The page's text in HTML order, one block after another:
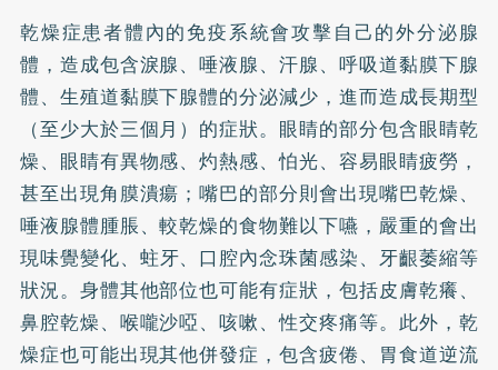
乾燥症患者體內的免疫系統會攻擊自己的外分泌腺
體，造成包含淚腺、唾液腺、汗腺、呼吸道黏膜下腺
體、生殖道黏膜下腺體的分泌減少，進而造成長期型
（至少大於三個月）的症狀。眼睛的部分包含眼睛乾
燥、眼睛有異物感、灼熱感、怕光、容易眼睛疲勞，
甚至出現角膜潰瘍；嘴巴的部分則會出現嘴巴乾燥、
唾液腺體腫脹、較乾燥的食物難以下嚥，嚴重的會出
現味覺變化、 蛀牙、口腔內念珠菌感染、牙齦萎縮等
狀況。身體其他部位也可能有症狀，包括皮膚乾癢、
鼻腔乾燥、喉嚨沙啞、咳嗽、性交疼痛等。此外，乾
燥症也可能出現其他併發症，包含疲倦、胃食道逆流